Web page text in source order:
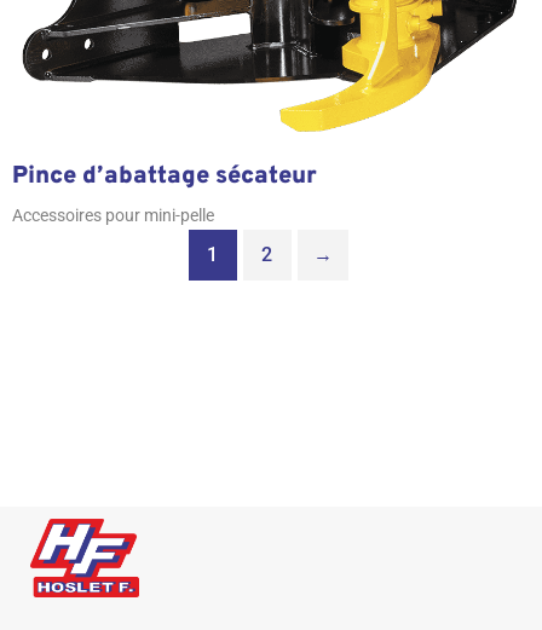
Pince d’abattage sécateur
Accessoires pour mini-pelle
1 2 →